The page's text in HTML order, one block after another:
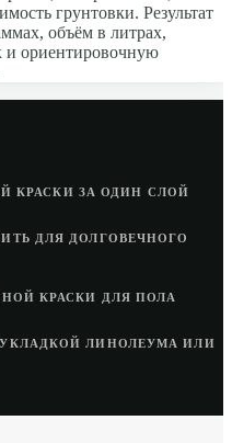
грунтовки. Результат
объём в литрах,
ориентировочную
КРАСКИ ЗА ОДИН СЛОЙ
ДЛЯ ДОЛГОВЕЧНОГО
КРАСКИ ДЛЯ ПОЛА
ЛИНОЛЕУМА ИЛИ